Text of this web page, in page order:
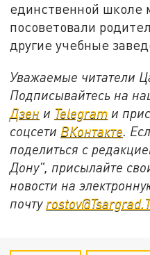
единственной школе
посоветовали
другие учебные
Уважаемые читатели
Подписывайтесь на
Дзен и Telegram и
соцсети ВКонтакте.
поделиться с
Дону", присылайте
новости на
почту